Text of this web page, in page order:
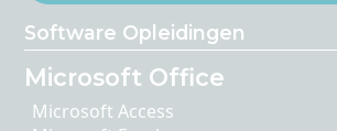
Software Opleidingen
Microsoft Office
Microsoft Access